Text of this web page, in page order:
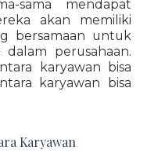
sama mendapat
akan memiliki
bersamaan untuk
perusahaan.
karyawan bisa
karyawan bisa
Karyawan